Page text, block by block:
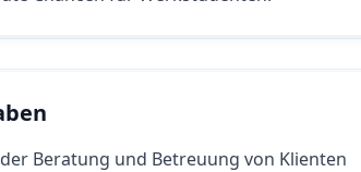
Beratung und Betreuung von Klienten